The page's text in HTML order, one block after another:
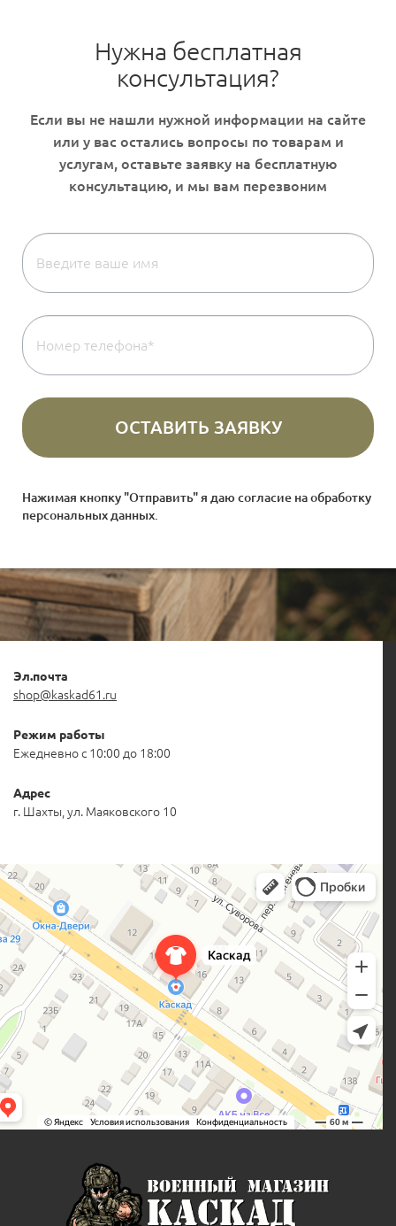
Нужна бесплатная
консультация?
Нажимая кнопку "Отправить" я даю согласие наобработку
персональных данных.
Эл.почта
shop@kaskad61.ru
Режим работы
Ежедневно с 10:00 до 18:00
Адрес
г. Шахты, ул. Маяковского 10